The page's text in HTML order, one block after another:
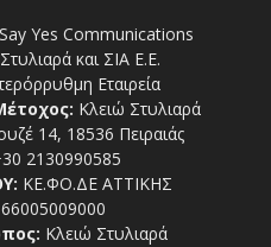
Say Yes Communications
και ΣΙΑ Ε.Ε.
Εταιρεία
Κλειώ Στυλιαρά
14, 18536 Πειραιάς
2130990585
ΚΕ.ΦΟ.ΔΕ ΑΤΤΙΚΗΣ
Κλειώ Στυλιαρά